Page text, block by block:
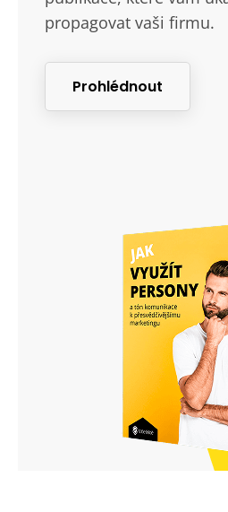
propagovat vaši firmu.
Prohlédnout